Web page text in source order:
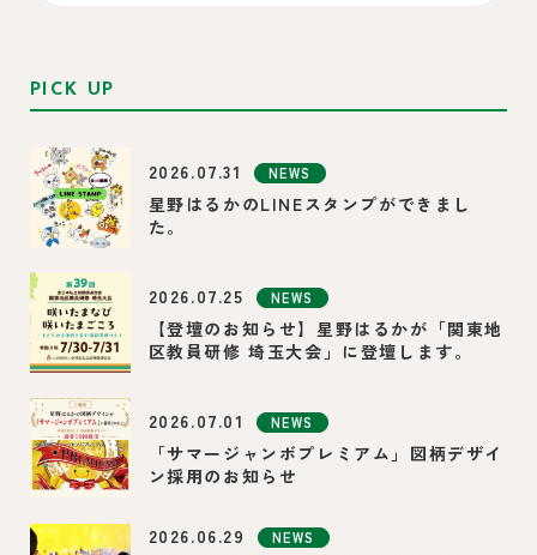
PICK UP
2026.07.31 NEWS
星野はるかのLINEスタンプができまし
た。
2026.07.25 NEWS
【登壇のお知らせ】星野はるかが「関東地
区教員研修 埼玉大会」に登壇します。
2026.07.01 NEWS
「サマージャンボプレミアム」図柄デザイ
ン採用のお知らせ
2026.06.29 NEWS